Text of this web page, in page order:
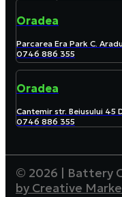
Oradea
Parcarea Era Park C.
0746 886 355
Oradea
Cantemir str. Beiusului 45
0746 886 355
© 2026 | Battery
by Creative